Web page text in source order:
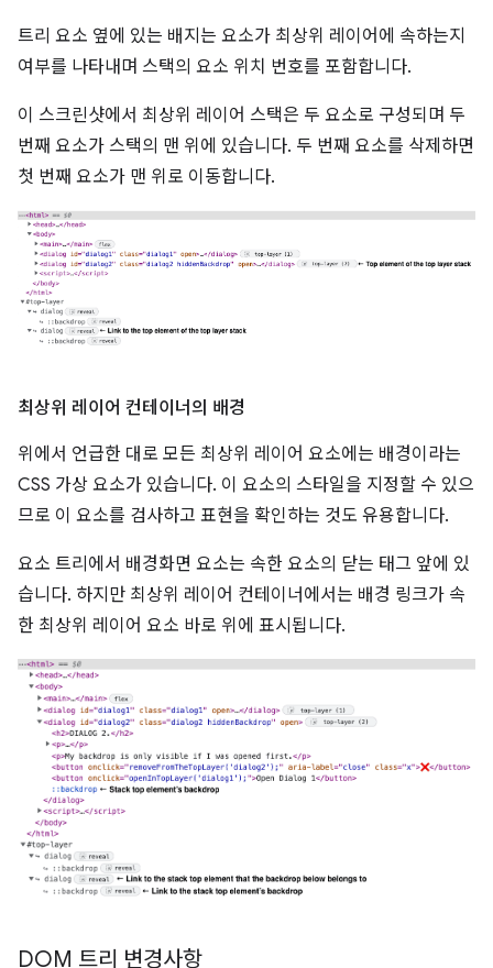
트리 요소 옆에 있는 배지는 요소가 최상위 레이어에 속하는지
여부를 나타내며 스택의 요소 위치 번호를 포함합니다.
이 스크린샷에서 최상위 레이어 스택은 두 요소로 구성되며 두
번째 요소가 스택의 맨 위에 있습니다. 두 번째 요소를 삭제하면
첫 번째 요소가 맨 위로 이동합니다.
최상위 레이어 컨테이너의 배경
위에서 언급한 대로 모든 최상위 레이어 요소에는 배경이라는
CSS 가상 요소가 있습니다. 이 요소의 스타일을 지정할 수 있으
므로 이 요소를 검사하고 표현을 확인하는 것도 유용합니다.
요소 트리에서 배경화면 요소는 속한 요소의 닫는 태그 앞에 있
습니다. 하지만 최상위 레이어 컨테이너에서는 배경 링크가 속
한 최상위 레이어 요소 바로 위에 표시됩니다.
DOM 트리 변경사항